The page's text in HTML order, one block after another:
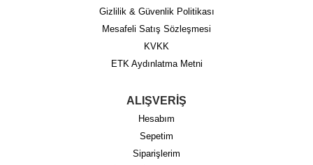
Gizlilik & Güvenlik Politikası
Mesafeli Satış Sözleşmesi
KVKK
ETK Aydınlatma Metni
ALIŞVERİŞ
Hesabım
Sepetim
Siparişlerim